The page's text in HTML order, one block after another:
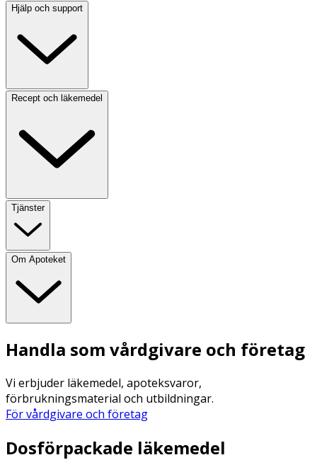
Hjälp och support
Recept och läkemedel
Tjänster
Om Apoteket
Handla som vårdgivare och företag
Vi erbjuder läkemedel, apoteksvaror,
förbrukningsmaterial och utbildningar.
För vårdgivare och företag
Dosförpackade läkemedel